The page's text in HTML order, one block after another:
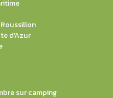
d'Azur
sur camping